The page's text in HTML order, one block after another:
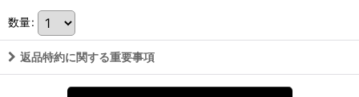
数量:
返品特約に関する重要事項